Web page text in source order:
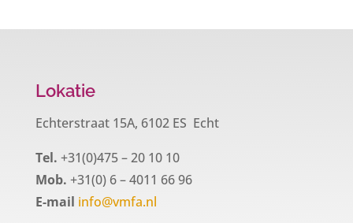
Lokatie
Echterstraat 15A, 6102 ES Echt
Tel. +31(0)475 – 20 10 10
Mob. +31(0) 6 – 4011 66 96
E-mail info@vmfa.nl